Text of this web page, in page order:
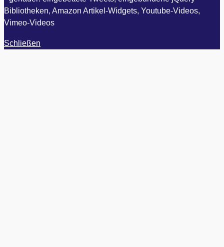
Bibliotheken, Amazon Artikel-Widgets, Youtube-Videos,
Vimeo-Videos
Schließen